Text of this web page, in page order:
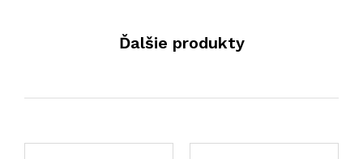
Ďalšie produkty